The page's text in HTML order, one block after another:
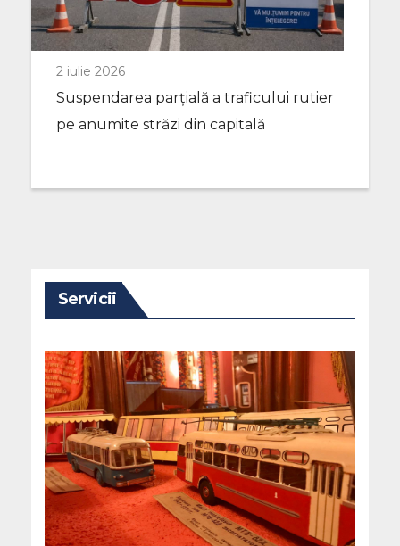
2 iulie 2026
Suspendarea parțială a traficului rutier
pe anumite străzi din capitală
Servicii